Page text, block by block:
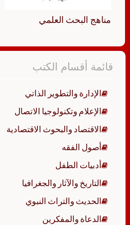
مناهج البحث العلمي
قائمة أقسام الكتب
الإدارة والتطوير الذاتي
الإعلام وتكنولوجيا الاتصال
الاقتصاد والبحوث الاقتصادية
أصول الفقه
أدبيات الطفل
التاريخ والآثار والجغرافيا
الحديث والتراث النبوي
الدعاة والمفكرين